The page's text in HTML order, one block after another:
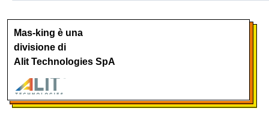
Mas-king è una
divisione di
Alit Technologies SpA